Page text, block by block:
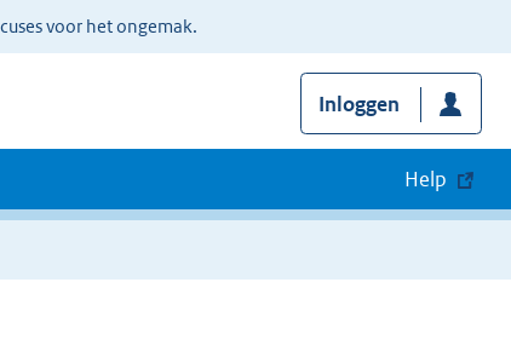
voor het ongemak.
Inloggen
Help